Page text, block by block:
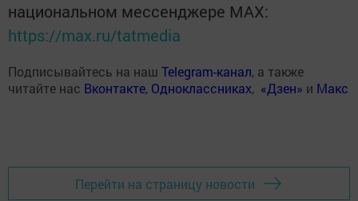
национальном мессенджере MАХ:
https://max.ru/tatmedia
Подписывайтесь на наш Telegram-канал, а также
читайте нас Вконтакте, Одноклассниках, «Дзен» и Макс
Перейти на страницу новости